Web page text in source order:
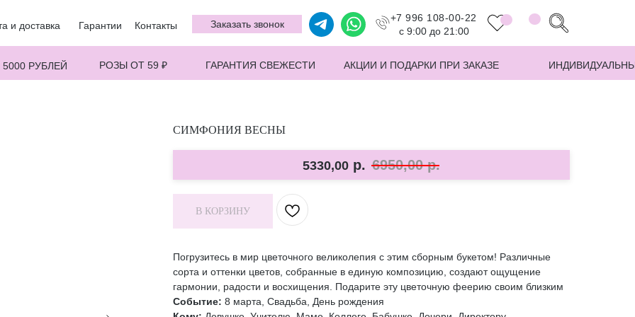
+7 996 108-00-22
и доставка Гарантии Контакты Заказать звонок
РУБЛЕЙ РОЗЫ ОТ 59 ₽ ГАРАНТИЯ СВЕЖЕСТИ АКЦИИ И ПОДАРКИ ПРИ ЗАКАЗЕ
с 9:00 до 21:00
СИМФОНИЯ ВЕСНЫ
5330,00 р. 6950,00 р.
В КОРЗИНУ
Погрузитесь в мир цветочного великолепия с этим сборным букетом! Различные
сорта и оттенки цветов, собранные в единую композицию, создают ощущение
гармонии, радости и восхищения. Подарите эту цветочную феерию своим близким
Событие: 8 марта, Свадьба, День рождения